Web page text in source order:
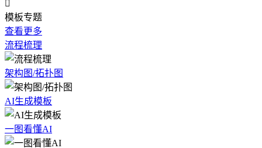

模板专题
查看更多
流程梳理
架构图/拓扑图
AI生成模板
一图看懂AI